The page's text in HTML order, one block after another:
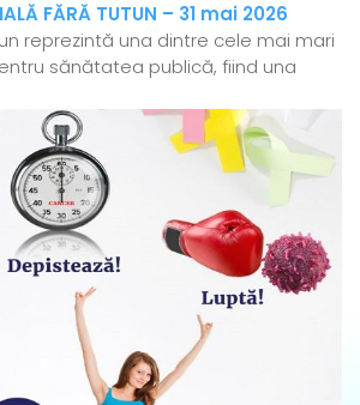
FĂRĂ TUTUN – 31 mai 2026
reprezintă una dintre cele mai mari
sănătatea publică, fiind una